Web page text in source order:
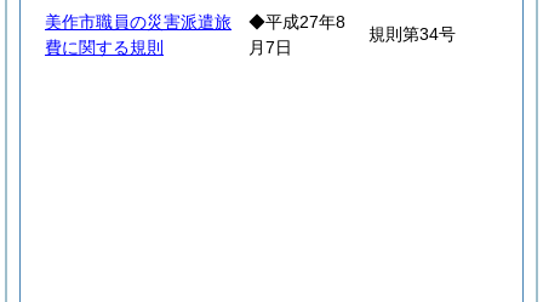
美作市職員の災害派遣旅
費に関する規則
◆平成27年8
月7日
規則第34号